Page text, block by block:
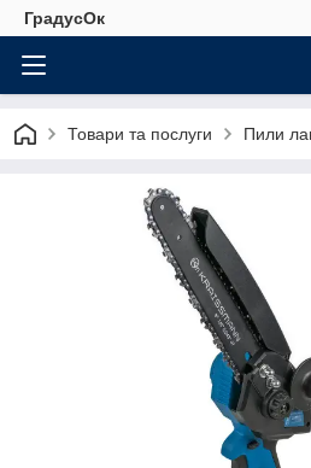
ГрадусОк
Товари та послуги Пили